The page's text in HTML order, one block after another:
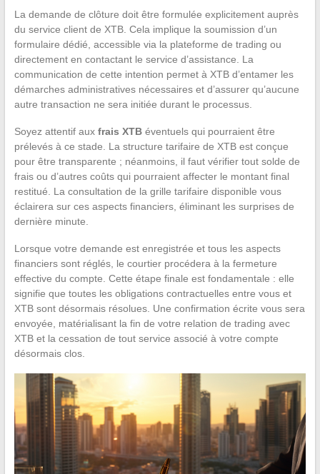
La demande de clôture doit être formulée explicitement auprès
du service client de XTB. Cela implique la soumission d’un
formulaire dédié, accessible via la plateforme de trading ou
directement en contactant le service d’assistance. La
communication de cette intention permet à XTB d’entamer les
démarches administratives nécessaires et d’assurer qu’aucune
autre transaction ne sera initiée durant le processus.
Soyez attentif aux frais XTBéventuels qui pourraient être
prélevés à ce stade. La structure tarifaire de XTB est conçue
pour être transparente ; néanmoins, il faut vérifier tout solde de
frais ou d’autres coûts qui pourraient affecter le montant final
restitué. La consultation de la grille tarifaire disponible vous
éclairera sur ces aspects financiers, éliminant les surprises de
dernière minute.
Lorsque votre demande est enregistrée et tous les aspects
financiers sont réglés, le courtier procédera à la fermeture
effective du compte. Cette étape finale est fondamentale : elle
signifie que toutes les obligations contractuelles entre vous et
XTB sont désormais résolues. Une confirmation écrite vous sera
envoyée, matérialisant la fin de votre relation de trading avec
XTB et la cessation de tout service associé à votre compte
désormais clos.